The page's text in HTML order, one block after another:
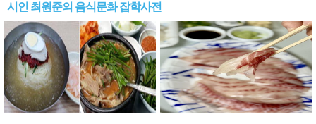
시인 최원준의 음식문화 잡학사전